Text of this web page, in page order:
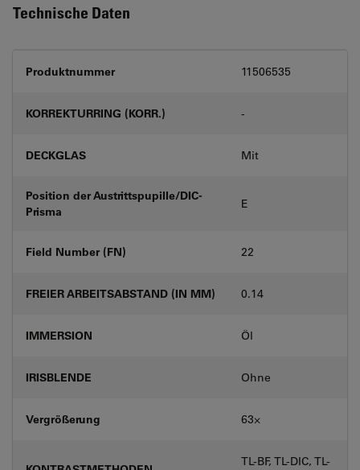
Technische Daten
Produktnummer 11506535
KORREKTURRING (KORR.) -
DECKGLAS Mit
Position der Austrittspupille/DIC-
Prisma
E
Field Number (FN) 22
FREIER ARBEITSABSTAND (IN MM) 0.14
IMMERSION Öl
IRISBLENDE Ohne
Vergrößerung 63⨉
TL-BF, TL-DIC, TL-